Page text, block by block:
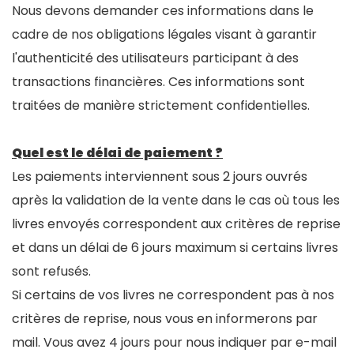
Nous devons demander ces informations dans le
cadre de nos obligations légales visant à garantir
l'authenticité des utilisateurs participant à des
transactions financières. Ces informations sont
traitées de manière strictement confidentielles.
Quel est le délai de paiement ?
Les paiements interviennent sous 2 jours ouvrés
après la validation de la vente dans le cas où tous les
livres envoyés correspondent aux critères de reprise
et dans un délai de 6 jours maximum si certains livres
sont refusés.
Si certains de vos livres ne correspondent pas à nos
critères de reprise, nous vous en informerons par
mail. Vous avez 4 jours pour nous indiquer par e-mail